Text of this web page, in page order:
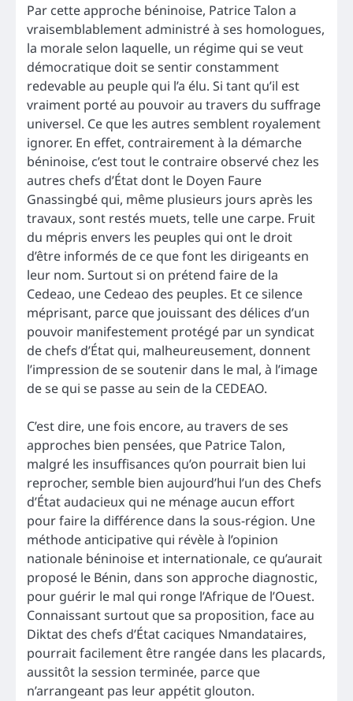
Par cette approche béninoise, Patrice Talon a
vraisemblablement administré à ses homologues,
la morale selon laquelle, un régime qui se veut
démocratique doit se sentir constamment
redevable au peuple qui l’a élu. Si tant qu’il est
vraiment porté au pouvoir au travers du suffrage
universel. Ce que les autres semblent royalement
ignorer. En effet, contrairement à la démarche
béninoise, c’est tout le contraire observé chez les
autres chefs d’État dont le Doyen Faure
Gnassingbé qui, même plusieurs jours après les
travaux, sont restés muets, telle une carpe. Fruit
du mépris envers les peuples qui ont le droit
d’être informés de ce que font les dirigeants en
leur nom. Surtout si on prétend faire de la
Cedeao, une Cedeao des peuples. Et ce silence
méprisant, parce que jouissant des délices d’un
pouvoir manifestement protégé par un syndicat
de chefs d’État qui, malheureusement, donnent
l’impression de se soutenir dans le mal, à l’image
de se qui se passe au sein de la CEDEAO.
C’est dire, une fois encore, au travers de ses
approches bien pensées, que Patrice Talon,
malgré les insuffisances qu’on pourrait bien lui
reprocher, semble bien aujourd’hui l’un des Chefs
d’État audacieux qui ne ménage aucun effort
pour faire la différence dans la sous-région. Une
méthode anticipative qui révèle à l’opinion
nationale béninoise et internationale, ce qu’aurait
proposé le Bénin, dans son approche diagnostic,
pour guérir le mal qui ronge l’Afrique de l’Ouest.
Connaissant surtout que sa proposition, face au
Diktat des chefs d’État caciques Nmandataires,
pourrait facilement être rangée dans les placards,
aussitôt la session terminée, parce que
n’arrangeant pas leur appétit glouton.